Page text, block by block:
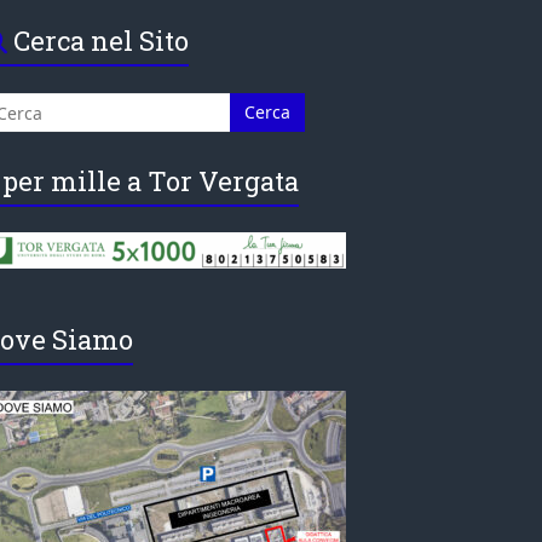
Cerca nel Sito
per mille a Tor Vergata
Siamo